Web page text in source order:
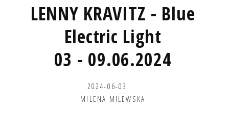
LENNY KRAVITZ - Blue
Electric Light
03 - 09.06.2024
2024-06-03
MILENA MILEWSKA